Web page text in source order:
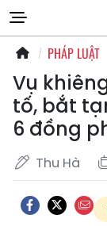
PHÁP LUẬT
Vụ
tố, bắt
6 đồng
Thu Hà